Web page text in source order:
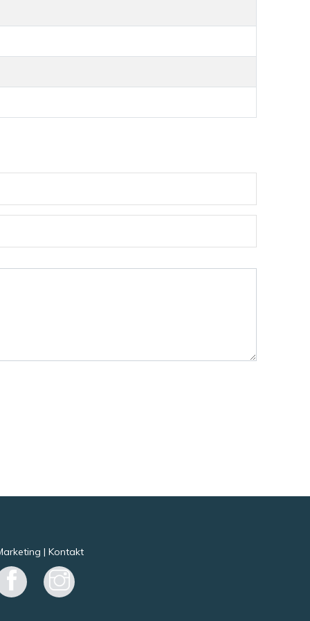
|Kontakt
FacebookInstagram